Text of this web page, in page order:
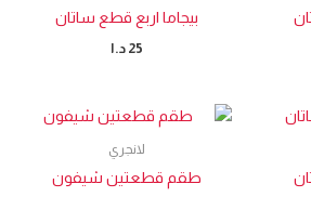
بيجاما اربع قطع ساتان
25 د.ا
لانجري
طقم قطعتين شيفون